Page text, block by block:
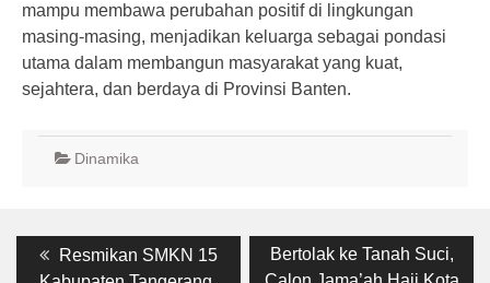
mampu membawa perubahan positif di lingkungan
masing-masing, menjadikan keluarga sebagai pondasi
utama dalam membangun masyarakat yang kuat,
sejahtera, dan berdaya di Provinsi Banten.
Dinamika
PostPrevious
Resmikan SMKN 15
Next
Bertolak ke Tanah Suci,